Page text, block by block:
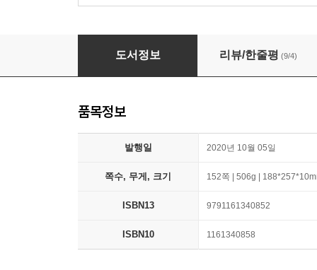
365일 파운드케이크
도서정보 리뷰/한줄평 (9/4)
품목정보
발행일 2020년 10월 05일
쪽수, 무게, 크기 152쪽 | 506g |
ISBN13 9791161340852
ISBN10 1161340858